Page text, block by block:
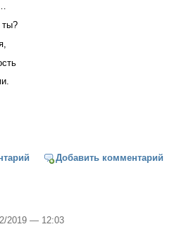
ты?
и чаще утратыДобавить комментарий
2019 — 12:03